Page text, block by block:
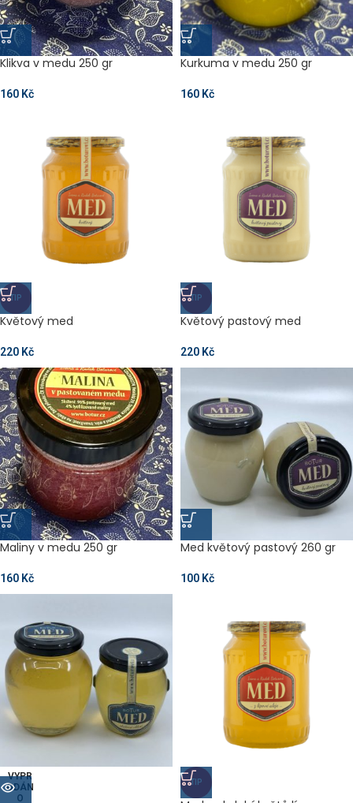
Klikva v medu 250 gr
160 Kč
Kurkuma v medu 250 gr
160 Kč
TIP
Květový med
220 Kč
TIP
Květový pastový med
220 Kč
Maliny v medu 250 gr
160 Kč
Med květový pastový 260 gr
100 Kč
VYPR
ODÁN
O
TIP